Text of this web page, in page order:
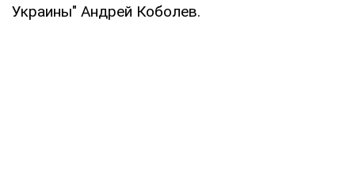
Украины" Андрей Коболев.